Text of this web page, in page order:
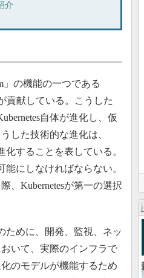
介
」の機能の一つである
貢献している。こうした
自体が進化し、仮
した技術的な進化は、
することを表している。
にしなければならない。
、Kubernetesが第一の選択
ために、開発、監視、ネッ
いて、実際のインフラで
のモデルが機能するため